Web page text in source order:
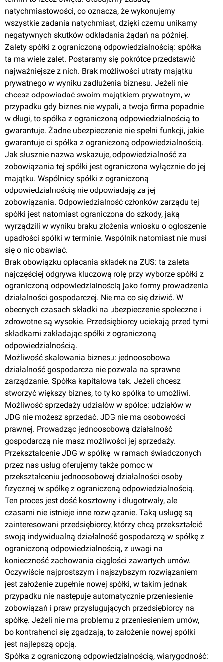
natychmiastowości, co oznacza, że wykonujemy
wszystkie zadania natychmiast, dzięki czemu unikamy
negatywnych skutków odkładania żądań na później.
Zalety spółki z ograniczoną odpowiedzialnością: spółka
ta ma wiele zalet. Postaramy się pokrótce przedstawić
najważniejsze z nich. Brak możliwości utraty majątku
prywatnego w wyniku zadłużenia biznesu. Jeżeli nie
chcesz odpowiadać swoim majątkiem prywatnym, w
przypadku gdy biznes nie wypali, a twoja firma popadnie
w długi, to spółka z ograniczoną odpowiedzialnością to
gwarantuje. Żadne ubezpieczenie nie spełni funkcji, jakie
gwarantuje ci spółka z ograniczoną odpowiedzialnością.
Jak słusznie nazwa wskazuje, odpowiedzialność za
zobowiązania tej spółki jest ograniczona wyłącznie do jej
majątku. Wspólnicy spółki z ograniczoną
odpowiedzialnością nie odpowiadają za jej
zobowiązania. Odpowiedzialność członków zarządu tej
spółki jest natomiast ograniczona do szkody, jaką
wyrządzili w wyniku braku złożenia wniosku o ogłoszenie
upadłości spółki w terminie. Wspólnik natomiast nie musi
się o nic obawiać.
Brak obowiązku opłacania składek na ZUS: ta zaleta
najczęściej odgrywa kluczową rolę przy wyborze spółki z
ograniczoną odpowiedzialnością jako formy prowadzenia
działalności gospodarczej. Nie ma co się dziwić. W
obecnych czasach składki na ubezpieczenie społeczne i
zdrowotne są wysokie. Przedsiębiorcy uciekają przed tymi
składkami zakładając spółki z ograniczoną
odpowiedzialnością.
Możliwość skalowania biznesu: jednoosobowa
działalność gospodarcza nie pozwala na sprawne
zarządzanie. Spółka kapitałowa tak. Jeżeli chcesz
stworzyć większy biznes, to tylko spółka to umożliwi.
Możliwość sprzedaży udziałów w spółce: udziałów w
JDG nie możesz sprzedać. JDG nie ma osobowości
prawnej. Prowadząc jednoosobową działalność
gospodarczą nie masz możliwości jej sprzedaży.
Przekształcenie JDG w spółkę: w ramach świadczonych
przez nas usług oferujemy także pomoc w
przekształceniu jednoosobowej działalności osoby
fizycznej w spółkę z ograniczoną odpowiedzialnością.
Ten proces jest dość kosztowny i długotrwały, ale
czasami nie istnieje inne rozwiązanie. Taką usługę są
zainteresowani przedsiębiorcy, którzy chcą przekształcić
swoją indywidualną działalność gospodarczą w spółkę z
ograniczoną odpowiedzialnością, z uwagi na
konieczność zachowania ciągłości zawartych umów.
Oczywiście najprostszym i najszybszym rozwiązaniem
jest założenie zupełnie nowej spółki, w takim jednak
przypadku nie następuje automatycznie przeniesienie
zobowiązań i praw przysługujących przedsiębiorcy na
spółkę. Jeżeli nie ma problemu z przeniesieniem umów,
bo kontrahenci się zgadzają, to założenie nowej spółki
jest najlepszą opcją.
Spółka z ograniczoną odpowiedzialnością, wiarygodność: